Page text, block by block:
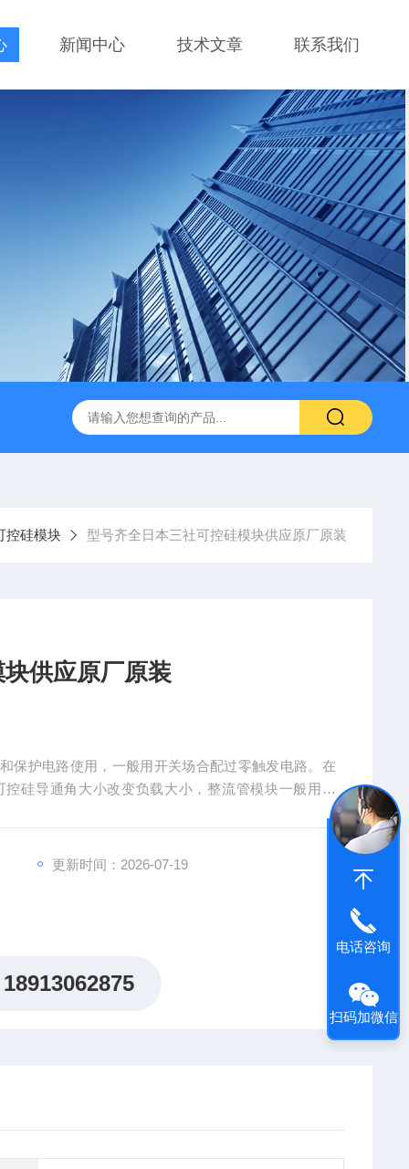
新闻中心 技术文章 联系我们
控硅模块 型号齐全日本三社可控硅模块供应原厂原装
供应原厂原装
保护电路使用，一般用开关场合配过零触发电路。在
硅导通角大小改变负载大小，整流管模块一般用整
更新时间：2026-07-19
18913062875
电话咨询
扫码加微信